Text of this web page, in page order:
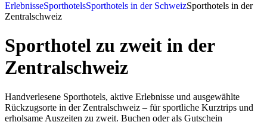
ErlebnisseSporthotelsSporthotels in der SchweizSporthotels in der
Zentralschweiz
Sporthotel zu zweit in der
Zentralschweiz
Handverlesene Sporthotels, aktive Erlebnisse und ausgewählte
Rückzugsorte in der Zentralschweiz – für sportliche Kurztrips und
erholsame Auszeiten zu zweit. Buchen oder als Gutschein